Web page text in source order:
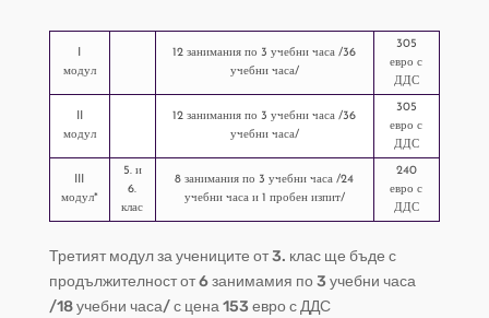
модул
12 занимания по 3 учебни часа /36
учебни часа/
305
евро с
ДДС
модул
12 занимания по 3 учебни часа /36
учебни часа/
305
евро с
ДДС
модул*
5. и
6.
клас
8 занимания по 3 учебни часа /24
учебни часа и 1 пробен изпит/
240
евро с
ДДС
Третият модул за учениците от 3. клас ще бъде с
продължителност от 6 занимамия по 3 учебни часа
/18 учебни часа/ с цена 153 евро с ДДС